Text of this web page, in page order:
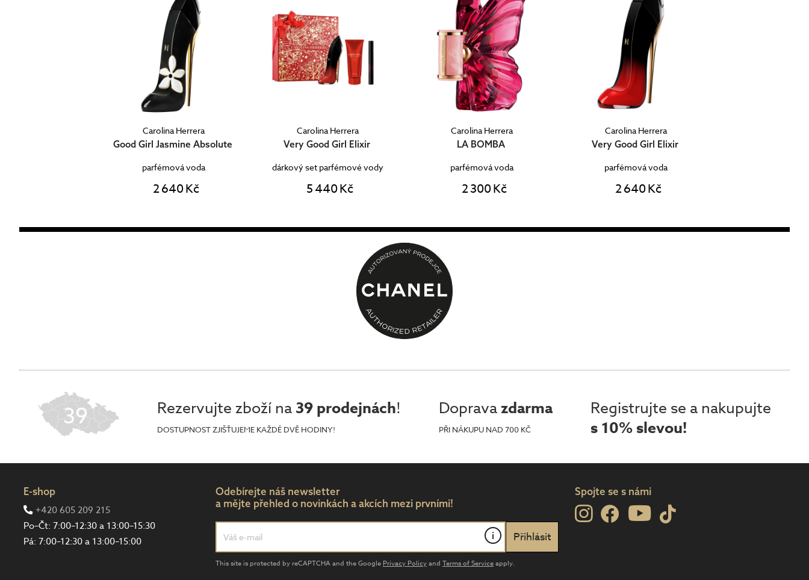
Carolina Herrera
Good Girl Jasmine Absolute
parfémová voda
2 640 Kč
Carolina Herrera
Very Good Girl Elixir
dárkový set parfémové vody
5 440 Kč
Carolina Herrera
LA BOMBA
parfémová voda
2 300 Kč
Carolina Herrera
Very Good Girl Elixir
parfémová voda
2 640 Kč
39 Rezervujte zboží na 39 prodejnách!
DOSTUPNOST ZJIŠŤUJEME KAŽDÉ DVĚ HODINY!
Dopravazdarma
PŘI NÁKUPU NAD 700 KČ
Registrujte se a nakupujte
s 10% slevou!
E-shop
+420 605 209 215
Po–Čt: 7:00–12:30 a 13:00–15:30
Pá: 7:00–12:30 a 13:00–15:00
Odebírejte náš newsletter
a mějte přehled o novinkách a akcích mezi prvními!
i
This site is protected by reCAPTCHA and the Google Privacy Policyand Terms of Serviceapply.
Spojte se s námi